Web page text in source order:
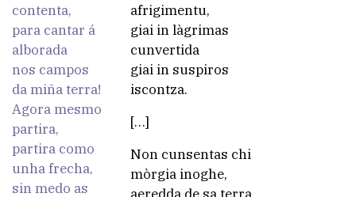
contenta,
para cantar á
alborada
nos campos
da miña terra!
Agora mesmo
partira,
partira como
unha frecha,
sin medo as
afrigimentu,
giai in làgrimas
cunvertida
giai in suspiros
iscontza.
[…]
Non cunsentas chi
mòrgia inoghe,